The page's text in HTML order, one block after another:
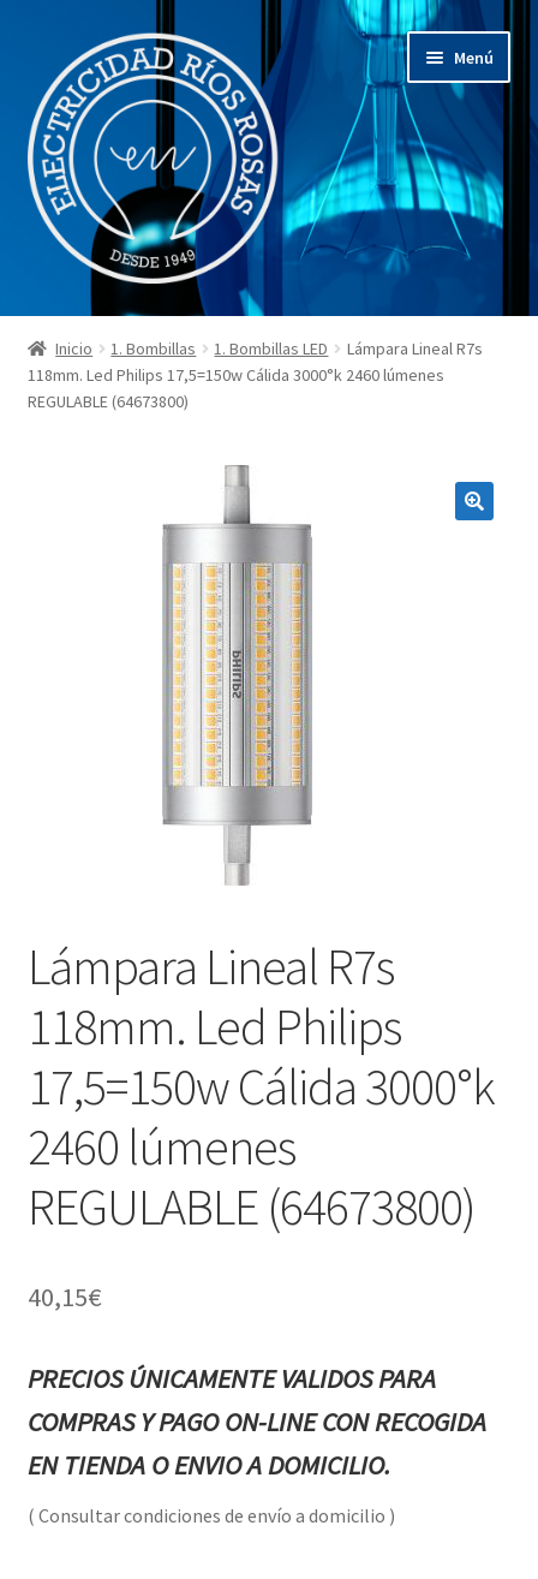
la
navegación
contenido
Menú
Inicio
¿Quienes somos?
menú
hijo
Contacta con nosotros
Inicio 1. Bombillas 1. Bombillas LED
Lámpara Lineal R7s
118mm. Led Philips 17,5=150w Cálida 3000°k 2460 lúmenes
REGULABLE (64673800)
Lámpara Lineal R7s
118mm. Led Philips
17,5=150w Cálida 3000°k
2460 lúmenes
REGULABLE (64673800)
40,15€
PRECIOS ÚNICAMENTE VALIDOS PARA
COMPRAS Y PAGO ON-LINE CON RECOGIDA
EN TIENDA O ENVIO A DOMICILIO.
( Consultar condiciones de envío a domicilio )